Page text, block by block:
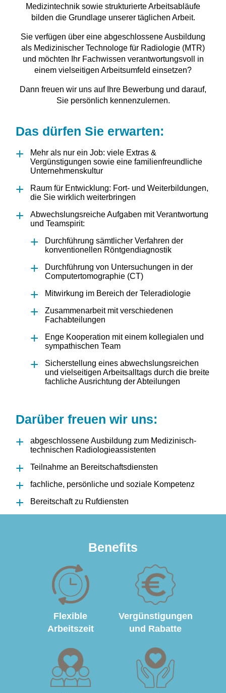
Medizintechnik sowie strukturierte Arbeitsabläufe
bilden die Grundlage unserer täglichen Arbeit.
Sie verfügen über eine abgeschlossene Ausbildung
als Medizinischer Technologe für Radiologie (MTR)
und möchten Ihr Fachwissen verantwortungsvoll in
einem vielseitigen Arbeitsumfeld einsetzen?
Dann freuen wir uns auf Ihre Bewerbung und darauf,
Sie persönlich kennenzulernen.
Das dürfen Sie erwarten:
Mehr als nur ein Job: viele Extras &
Vergünstigungen sowie eine familienfreundliche
Unternehmenskultur
Raum für Entwicklung: Fort- und Weiterbildungen,
die Sie wirklich weiterbringen
Abwechslungsreiche Aufgaben mit Verantwortung
und Teamspirit:
Durchführung sämtlicher Verfahren der
konventionellen Röntgendiagnostik
Durchführung von Untersuchungen in der
Computertomographie (CT)
Mitwirkung im Bereich der Teleradiologie
Zusammenarbeit mit verschiedenen
Fachabteilungen
Enge Kooperation mit einem kollegialen und
sympathischen Team
Sicherstellung eines abwechslungsreichen
und vielseitigen Arbeitsalltags durch die breite
fachliche Ausrichtung der Abteilungen
Darüber freuen wir uns:
abgeschlossene Ausbildung zum Medizinisch-
technischen Radiologieassistenten
Teilnahme an Bereitschaftsdiensten
fachliche, persönliche und soziale Kompetenz
Bereitschaft zu Rufdiensten
Benefits
Flexible
Arbeitszeit
Vergünstigungen
und Rabatte